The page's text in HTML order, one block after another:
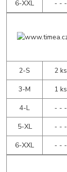
6-XXL
- - -
2-S
2 ks
3-M
1 ks
4-L
- - -
5-XL
- - -
6-XXL
- - -